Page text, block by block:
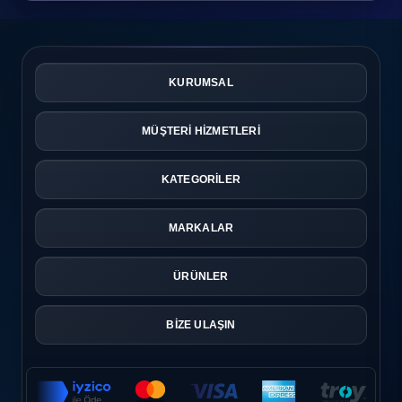
Bisiklet seçerken en önemli konulardan biri jant
seçenek sunar:
Genellikle
Dengeyi yeni öğrenen minikler için idealdir. Yan tekerlek
desteği sayesinde güvenli sürüş sağlar.
5-8 yaş grubu
Hem eğlenceli hem de güvenli sürüş deneyimi sunar.
Çocukların özgüven kazanmasına yardımcı olur.
20 Jant Bisiklet
KURUMSAL
MÜŞTERİ HİZMETLERİ
KATEGORİLER
MARKALAR
ÜRÜNLER
BİZE ULAŞIN